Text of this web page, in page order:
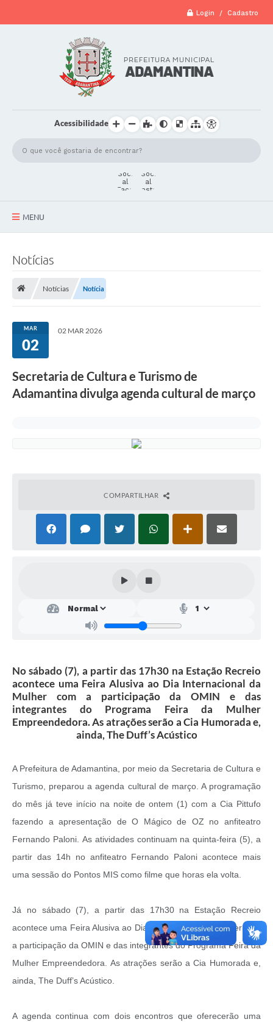
Login / Cadastro
Acessibilidade
MENU
Legislação
Transparência
Cadastros Culturais
Sugestões
SOLICITAÇÕES PRESENCIAIS (SIC-FÍSICO)
Sistemas
Ouvidoria
Galeria de Vídeos
Contas Públicas
Links
Agenda
Notícias
Notícias Notícia
MAR
02
02 MAR 2026
Secretaria de Cultura e Turismo de
Adamantina divulga agenda cultural de março
COMPARTILHAR
No sábado (7), a partir das 17h30 na Estação Recreio
acontece uma Feira Alusiva ao Dia Internacional da
Mulher com a participação da OMIN e das
integrantes do Programa Feira da Mulher
Empreendedora. As atrações serão a Cia Humorada e,
ainda, The Duff’s Acústico
A Prefeitura de Adamantina, por meio da Secretaria de Cultura e
Turismo, preparou a agenda cultural de março. A programação
do mês já teve início na noite de ontem (1) com a Cia Pittufo
fazendo a apresentação de O Mágico de OZ no anfiteatro
Fernando Paloni. As atividades continuam na quinta-feira (5), a
partir das 14h no anfiteatro Fernando Paloni acontece mais
uma sessão do Pontos MIS como filme que horas ela volta.
Já no sábado (7), a partir das 17h30 na Estação Recreio
acontece uma Feira Alusiva ao Dia Internacional da Mulher com
a participação da OMIN e das integrantes do Programa Feira da
Mulher Empreendedora. As atrações serão a Cia Humorada e,
ainda, The Duff’s Acústico.
A agenda continua com dois encontros que oferecerão uma